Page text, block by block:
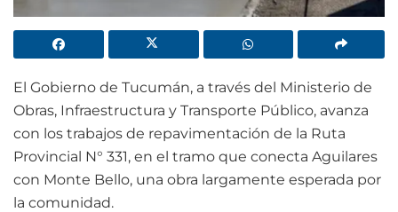
El Gobierno de Tucumán, a través del Ministerio de
Obras, Infraestructura y Transporte Público, avanza
con los trabajos de repavimentación de la Ruta
Provincial N° 331, en el tramo que conecta Aguilares
con Monte Bello, una obra largamente esperada por
la comunidad.